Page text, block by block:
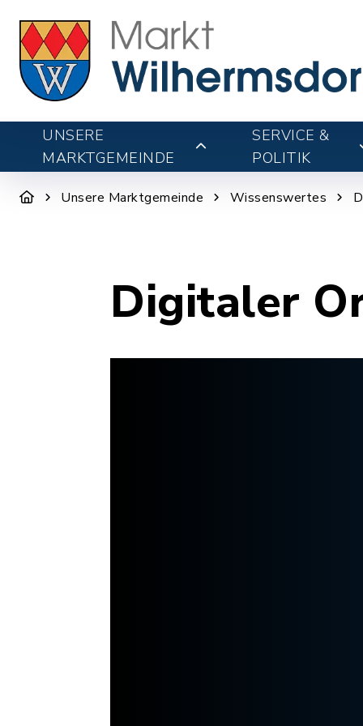
UNSERE
MARKTGEMEINDE
SERVICE &
POLITIK
Unsere Marktgemeinde Wissenswertes
Digitaler